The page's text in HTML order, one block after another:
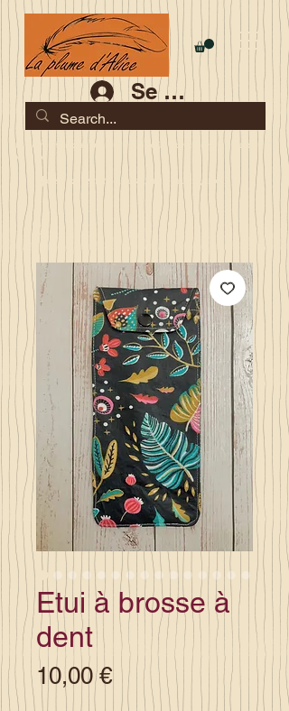
Se connecter
Les commandes jusqu'au 2 août sont garanties pour la
rentrée
Je serai en congés du 10 au 23 août
Etui à brosse à
dent
10,00 €Prix